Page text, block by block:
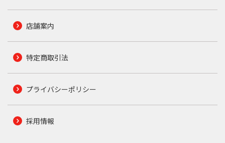
店舗案内
特定商取引法
プライバシーポリシー
採用情報